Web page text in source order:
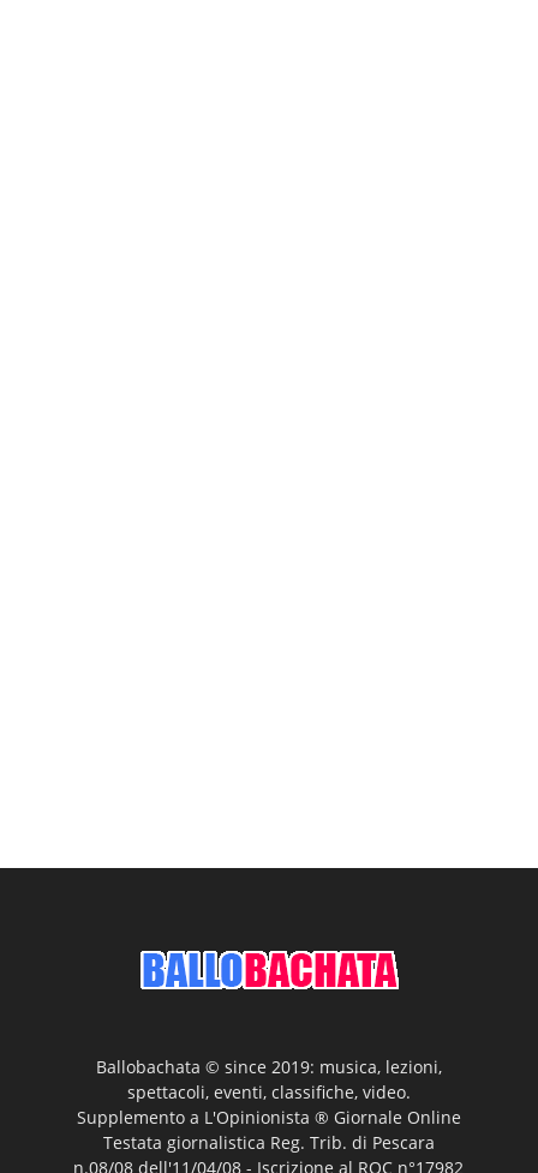
Ballobachata © since 2019: musica, lezioni,
spettacoli, eventi, classifiche, video.
Supplemento a L'Opinionista ® Giornale Online
Testata giornalistica Reg. Trib. di Pescara
n.08/08 dell'11/04/08 - Iscrizione al ROC n°17982